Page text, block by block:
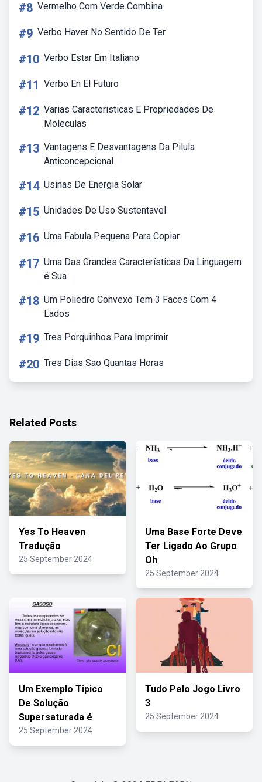
#8 Vermelho Com Verde Combina
#9 Verbo Haver No Sentido De Ter
#10 Verbo Estar Em Italiano
#11 Verbo En El Futuro
#12 Varias Caracteristicas E Propriedades De
Moleculas
#13 Vantagens E Desvantagens Da Pilula
Anticoncepcional
#14 Usinas De Energia Solar
#15 Unidades De Uso Sustentavel
#16 Uma Fabula Pequena Para Copiar
#17 Uma Das Grandes Características Da Linguagem
é Sua
#18 Um Poliedro Convexo Tem 3 Faces Com 4
Lados
#19 Tres Porquinhos Para Imprimir
#20 Tres Dias Sao Quantas Horas
Related Posts
Yes To Heaven
Tradução
25 September 2024
Uma Base Forte Deve
Ter Ligado Ao Grupo
Oh
25 September 2024
Um Exemplo Tipico
De Solução
Supersaturada é
25 September 2024
Tudo Pelo Jogo Livro
3
25 September 2024